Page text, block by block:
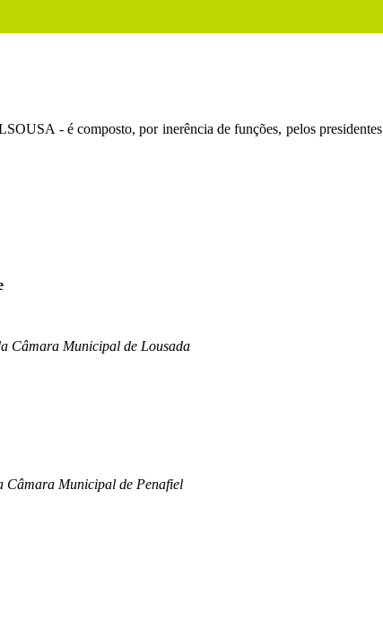
- é composto, por inerência de funções, pelos presidentes
Câmara Municipal de Lousada
Câmara Municipal de Penafiel